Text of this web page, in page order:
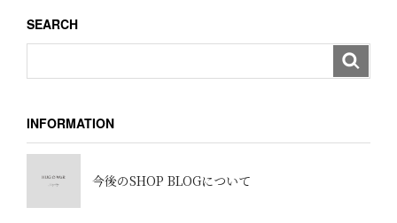
ン
SEARCH
INFORMATION
今後のSHOP BLOGについて